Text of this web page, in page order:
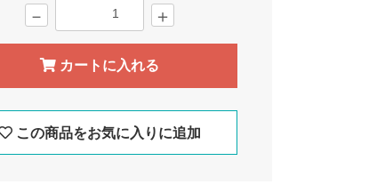
－ ＋
カートに入れる
この商品をお気に入りに追加